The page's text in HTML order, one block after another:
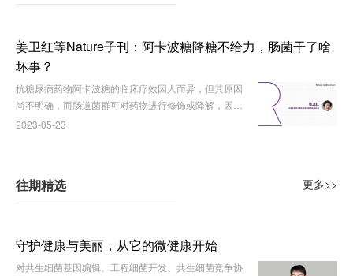
姜卫红等Nature子刊：阿卡波糖降糖不给力，肠菌干了啥
坏事？
抗糖尿病药物阿卡波糖的临床疗效因人而异，但其原因
尚不明确，而肠道菌群可对药物进行修饰或降解，因
此，肠道菌群是否影响阿卡波糖的治疗效果值得进一步
病药物阿卡波糖失活。
2023-05-23
往期精选 更多>>
守护健康与美丽，从它的微健康开始
对共生细菌基因编辑、工程细菌开发、共生细菌竞争协